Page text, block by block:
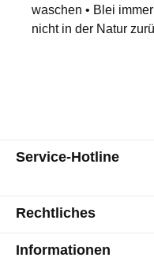
waschen • Blei
nicht in der Natur
Service-Hotline
Rechtliches
Informationen